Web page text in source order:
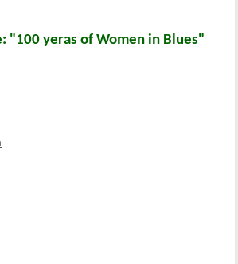
"100 yeras of Women in Blues"